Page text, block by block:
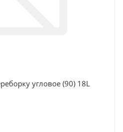
угловое (90) 18L